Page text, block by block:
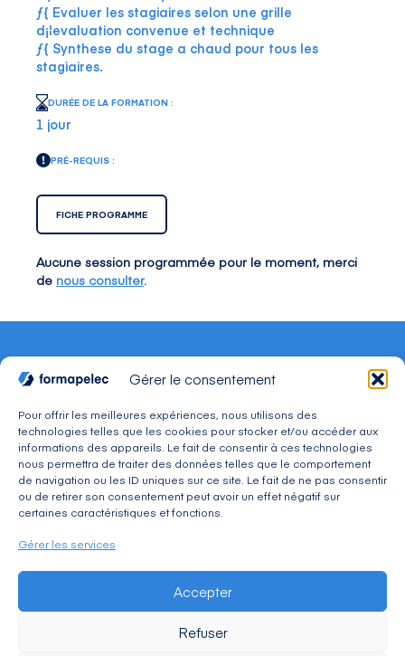
Gérer le consentement
Pour offrir les meilleures expériences, nous utilisons des
technologies telles que les cookies pour stocker et/ou accéder aux
informations des appareils. Le fait de consentir à ces technologies
nous permettra de traiter des données telles que le comportement
de navigation ou les ID uniques sur ce site. Le fait de ne pas consentir
ou de retirer son consentement peut avoir un effet négatif sur
certaines caractéristiques et fonctions.
Gérer les services
Accepter
Refuser
ƒ{ Evaluer les stagiaires selon une grille
d¡¦evaluation convenue et technique
ƒ{ Synthese du stage a chaud pour tous les
stagiaires.
DURÉE DE LA FORMATION :
1 jour
PRÉ-REQUIS :
FICHE PROGRAMME
Aucune session programmée pour le moment, merci
de nous consulter.
CONTACT
Adresse : 30, avenue du Président Wilson 94234
CACHAN Cedex
Téléphone : 01 49 08 03 03
Mail : commercial@formapelec.fr
ESPACE TÉLÉCHARGEMENT
ESPACE RECRUTEMENT